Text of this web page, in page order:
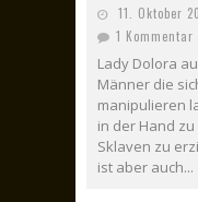
11. Oktober
1 Kommentar
Lady Dolora
Männer die
manipulieren
in der Hand
Sklaven zu
ist aber auch...